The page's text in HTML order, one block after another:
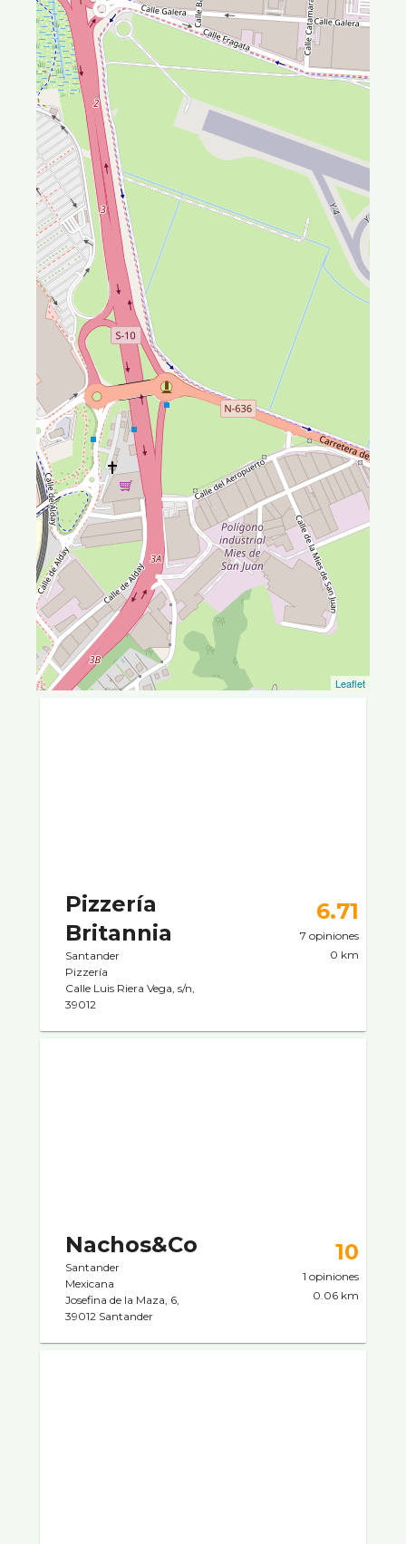
Leaflet
Pizzerí­a
Britannia
Santander
Pizzerí­a
Calle Luis Riera Vega, s/n,
39012
6.71
7 opiniones
0 km
Nachos&Co
Santander
Mexicana
Josefina de la Maza, 6,
39012 Santander
10
1 opiniones
0.06 km